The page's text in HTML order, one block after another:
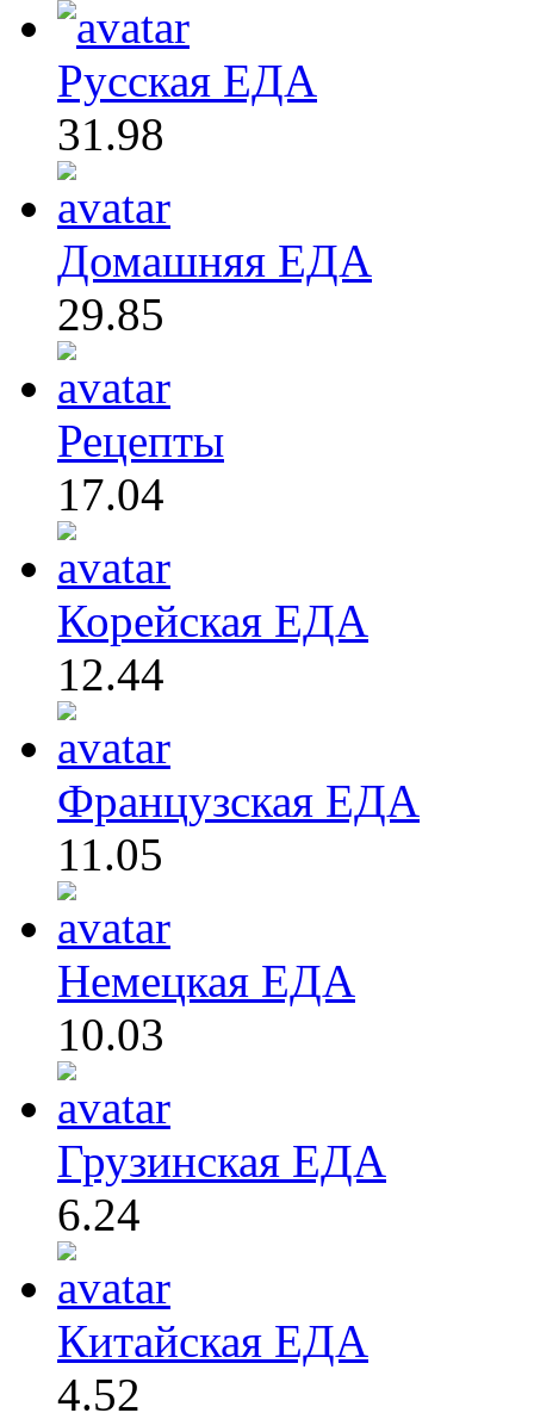
Русская ЕДА
31.98
Домашняя ЕДА
29.85
Рецепты
17.04
Корейская ЕДА
12.44
Французская ЕДА
11.05
Немецкая ЕДА
10.03
Грузинская ЕДА
6.24
Китайская ЕДА
4.52